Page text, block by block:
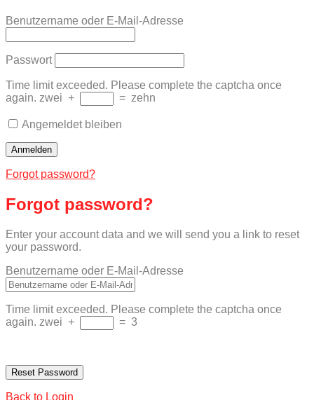
Benutzername oder E-Mail-Adresse
Passwort
Time limit exceeded. Please complete the captcha once
again. zwei + = zehn
Angemeldet bleiben
Forgot password?
Forgot password?
Enter your account data and we will send you a link to reset
your password.
Benutzername oder E-Mail-Adresse
Time limit exceeded. Please complete the captcha once
again. zwei + = 3
Back to Login